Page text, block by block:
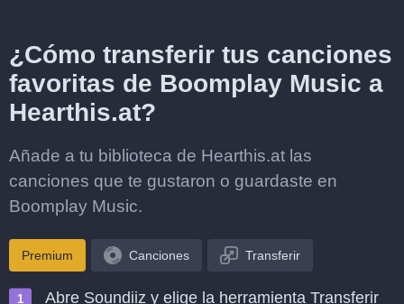
¿Cómo transferir tus canciones
favoritas de Boomplay Music a
Hearthis.at?
Añade a tu biblioteca de Hearthis.at las
canciones que te gustaron o guardaste en
Boomplay Music.
Premium Canciones Transferir
Abre Soundiiz y elige la herramienta Transferir